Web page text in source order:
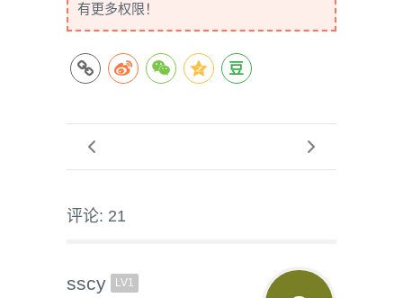
有更多权限！
评论: 21
sscy LV1